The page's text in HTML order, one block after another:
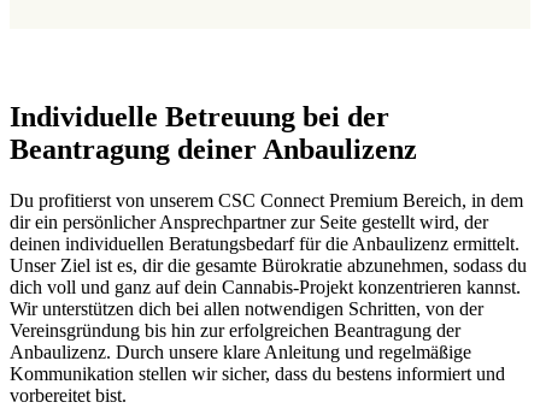
Individuelle Betreuung bei der
Beantragung deiner Anbaulizenz
Du profitierst von unserem CSC Connect Premium Bereich, in dem
dir ein persönlicher Ansprechpartner zur Seite gestellt wird, der
deinen individuellen Beratungsbedarf für die Anbaulizenz ermittelt.
Unser Ziel ist es, dir die gesamte Bürokratie abzunehmen, sodass du
dich voll und ganz auf dein Cannabis-Projekt konzentrieren kannst.
Wir unterstützen dich bei allen notwendigen Schritten, von der
Vereinsgründung bis hin zur erfolgreichen Beantragung der
Anbaulizenz. Durch unsere klare Anleitung und regelmäßige
Kommunikation stellen wir sicher, dass du bestens informiert und
vorbereitet bist.